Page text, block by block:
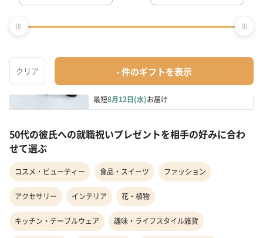
美容機器
¥13,860
最短8月12日(水)お届け
50代の彼氏への就職祝いプレゼントを相手の好みに合わ
せて選ぶ
コスメ・ビューティー 食品・スイーツ ファッション
アクセサリー インテリア 花・植物
キッチン・テーブルウェア 趣味・ライフスタイル雑貨